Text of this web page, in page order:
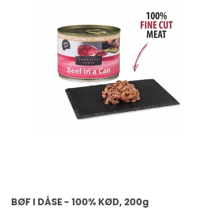
BØF I DÅSE - 100% KØD, 200g